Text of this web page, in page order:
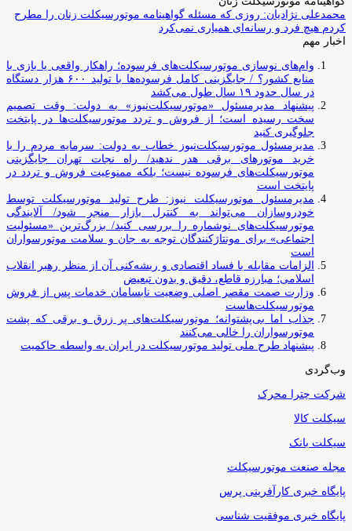
محمدعلی نژادیان: روزی که مسئله گواهینامه موتورسیکلت زنان را مطرح
کردم هیچ فرد و رسانه‌ای همیاری نمی‌کرد
اخبار مهم
وام‌های نوسازی موتورسیکلت‌های فرسوده؛ راهکار واقعی یا بازی با
منابع کشور؟ / جایگزینی کامل فرسوده‌ها با تولید ۶۰۰ هزار دستگاه
در سال حدود ۱۹ سال طول می‌کشد
پیشنهاد مدیرمسئول «موتورسیکلت‌نیوز» به دولت: وقت تصمیم
سخت رسیده است؛ از فروش و تردد موتورسیکلت‌ها در پایتخت
جلوگیری کنید
مدیرمسئول موتورسیکلت‌نیوز خطاب به دولت: سرمایه مردم را با
خرید موتورهای برقی هدر ندهید/ راه نجات تهران جایگزینی
موتورسیکلت‌های فرسوده نیست؛ بلکه ممنوعیت فروش و تردد در
پایتخت است
مدیرمسئول موتورسیکلت نیوز: طرح تولید موتورسیکلت توسط
خودروسازان می‌تواند به کنترل بازار منجر شود/ آلایندگی
موتورسیکلت‌های نوشماره را بررسی کنید/ بزرگ‌ترین «مسئولیت
اجتماعی» برای مونتاژکنندگان توجه به جان و سلامت موتورسواران
است
الزامات مقابله با فساد اقتصادی و ریشه‌کنی آن از منظر رهبر انقلاب
اسلامی؛ مبارزه قاطع، دقیق و بدون تبعیض
وزارت صمت مقصر اصلی وضعیت نابسامان خدمات پس از فروش
موتورسیکلت‌هاست
جذاب اما بی‌پشتوانه؛ موتورسیکلت‌های پر زرق‌ و برقی که پشت
موتورسواران را خالی می‌کنند
پیشنهاد طرح ملی تولید موتورسیکلت در ایران به واسطه حاکمیت
وب‌گردی
شرکت چترا محرک
سیکلت کالا
سیکلت بانک
مجله صنعت موتورسیکلت
پایگاه خبری کارآفرینی پرس
پایگاه خبری موفقیت شناسی